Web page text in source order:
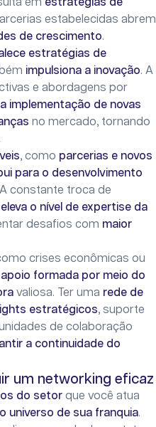
em estratégias de
estabelecidas abrem
de crescimento.
estratégias de
impulsiona a inovação. A
e abordagens por
implementação de novas
no mercado, tornando
, como parcerias e novos
para o desenvolvimento
constante troca de
eleva o nível de expertise da
desafios com maior
crises econômicas ou
formada por meio do
valiosa. Ter uma rede de
estratégicos, suporte
de colaboração
a continuidade do
um networking eficaz
do setor que você atua
universo de sua franquia.